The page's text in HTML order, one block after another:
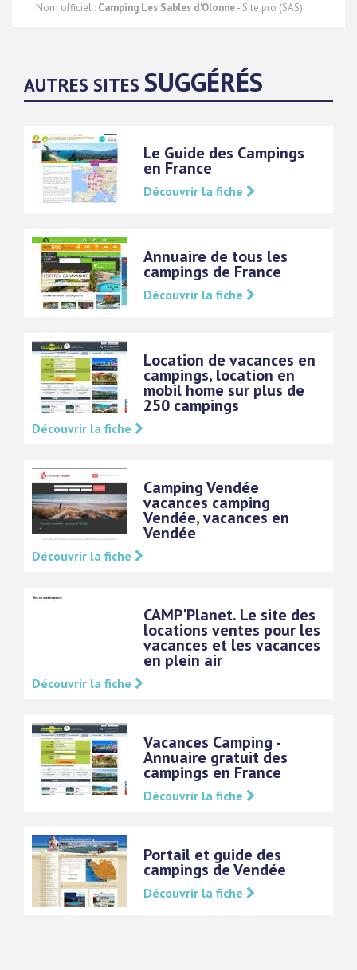
Nom officiel : Camping Les Sables d'Olonne- Site pro (SAS)
AUTRES SITES SUGGÉRÉS
Le Guide des Campings
en France
Découvrir la fiche
Annuaire de tous les
campings de France
Découvrir la fiche
Location de vacances en
campings, location en
mobil home sur plus de
250 campings
Découvrir la fiche
Camping Vendée
vacances camping
Vendée, vacances en
Vendée
Découvrir la fiche
CAMP'Planet. Le site des
locations ventes pour les
vacances et les vacances
en plein air
Découvrir la fiche
Vacances Camping -
Annuaire gratuit des
campings en France
Découvrir la fiche
Portail et guide des
campings de Vendée
Découvrir la fiche